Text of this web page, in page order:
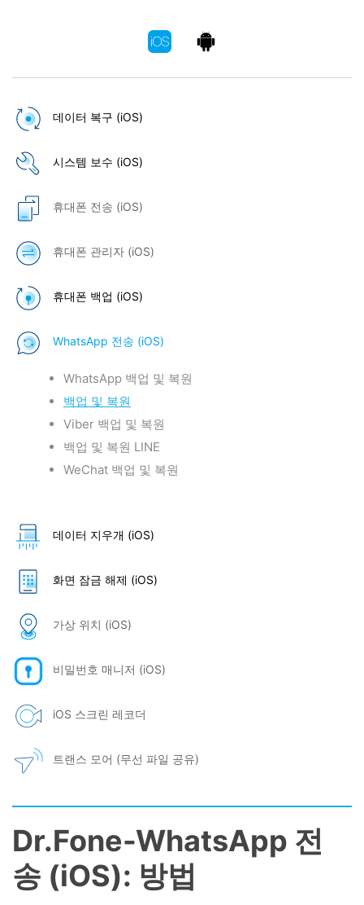
데이터 복구 (iOS)
시스템 보수 (iOS)
휴대폰 전송 (iOS)
휴대폰 관리자 (iOS)
휴대폰 백업 (iOS)
WhatsApp 전송 (iOS)
WhatsApp 백업 및 복원
백업 및 복원
Viber 백업 및 복원
백업 및 복원 LINE
WeChat 백업 및 복원
데이터 지우개 (iOS)
화면 잠금 해제 (iOS)
가상 위치 (iOS)
비밀번호 매니저 (iOS)
iOS 스크린 레코더
트랜스 모어 (무선 파일 공유)
Dr.Fone-WhatsApp 전
송 (iOS): 방법